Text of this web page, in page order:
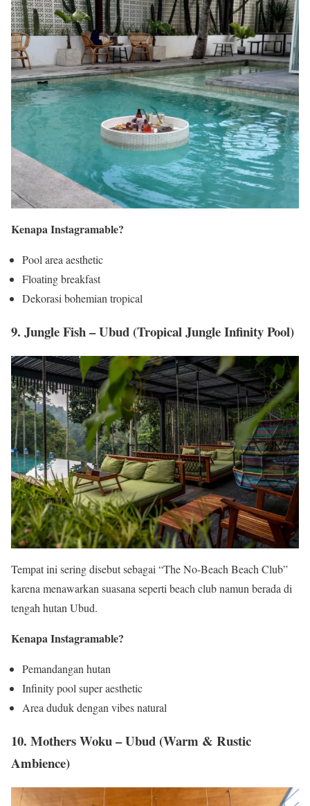
Kenapa Instagramable?
Pool area aesthetic
Floating breakfast
Dekorasi bohemian tropical
9. Jungle Fish – Ubud (Tropical Jungle Infinity Pool)
Tempat ini sering disebut sebagai “The No-Beach Beach Club”
karena menawarkan suasana seperti beach club namun berada di
tengah hutan Ubud.
Kenapa Instagramable?
Pemandangan hutan
Infinity pool super aesthetic
Area duduk dengan vibes natural
10. Mothers Woku – Ubud (Warm & Rustic
Ambience)